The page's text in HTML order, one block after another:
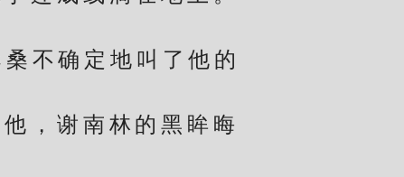
不确定地叫了他的
，谢南林的黑眸晦